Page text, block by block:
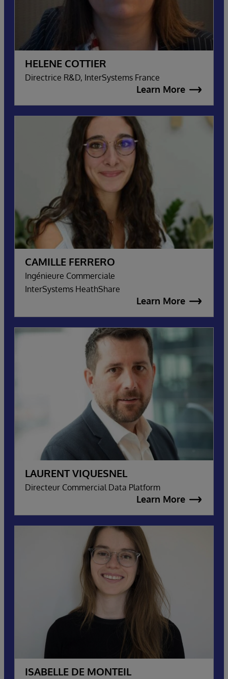
HELENE COTTIER
Directrice R&D, InterSystems France
Learn More
CAMILLE FERRERO
Ingénieure Commerciale
InterSystems HeathShare
Learn More
LAURENT VIQUESNEL
Directeur Commercial Data Platform
Learn More
ISABELLE DE MONTEIL